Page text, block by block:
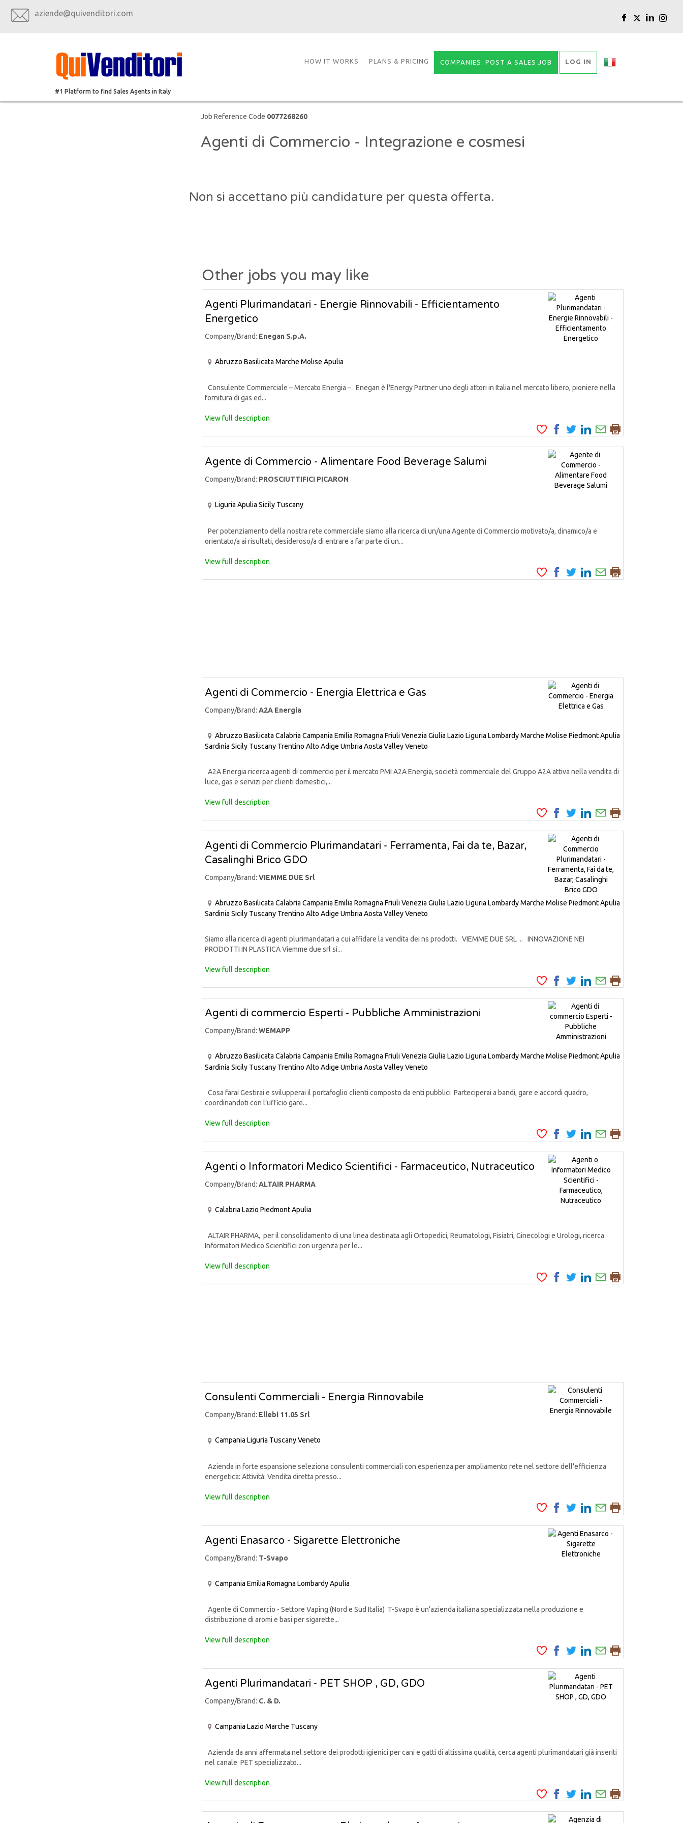
aziende@quivenditori.com
#1 Platform to find Sales Agents in Italy
HOW IT WORKS PLANS & PRICING COMPANIES: POST A SALES JOB LOG IN
Job Reference Code 0077268260
Agenti di Commercio - Integrazione e cosmesi
Non si accettano più candidature per questa offerta.
Other jobs you may like
Agenti Plurimandatari - Energie Rinnovabili - Efficientamento
Energetico
Company/Brand: Enegan S.p.A.
Abruzzo Basilicata Marche Molise Apulia
Consulente Commerciale – Mercato Energia – Enegan è l'Energy Partner uno degli attori in Italia nel mercato libero, pioniere nella
fornitura di gas ed...
View full description
Agente di Commercio - Alimentare Food Beverage Salumi
Company/Brand: PROSCIUTTIFICI PICARON
Liguria Apulia Sicily Tuscany
Per potenziamento della nostra rete commerciale siamo alla ricerca di un/una Agente di Commercio motivato/a, dinamico/a e
orientato/a ai risultati, desideroso/a di entrare a far parte di un...
View full description
Agenti di Commercio - Energia Elettrica e Gas
Company/Brand: A2A Energia
Abruzzo Basilicata Calabria Campania Emilia Romagna Friuli Venezia Giulia Lazio Liguria LombardyMarche Molise PiedmontApulia
Sardinia Sicily Tuscany Trentino Alto Adige Umbria Aosta ValleyVeneto
A2A Energia ricerca agenti di commercio per il mercato PMI A2A Energia, società commerciale del Gruppo A2A attiva nella vendita di
luce, gas e servizi per clienti domestici,...
View full description
Agenti di Commercio Plurimandatari - Ferramenta, Fai da te, Bazar,
Casalinghi Brico GDO
Company/Brand: VIEMME DUE Srl
Abruzzo Basilicata Calabria Campania Emilia Romagna Friuli Venezia Giulia Lazio Liguria LombardyMarche Molise PiedmontApulia
Sardinia Sicily Tuscany Trentino Alto Adige Umbria Aosta ValleyVeneto
Siamo alla ricerca di agenti plurimandatari a cui affidare la vendita dei ns prodotti. VIEMME DUE SRL .. INNOVAZIONE NEI
PRODOTTI IN PLASTICA Viemme due srl si...
View full description
Agenti di commercio Esperti - Pubbliche Amministrazioni
Company/Brand: WEMAPP
Abruzzo Basilicata Calabria Campania Emilia Romagna Friuli Venezia Giulia Lazio Liguria LombardyMarche Molise PiedmontApulia
Sardinia Sicily Tuscany Trentino Alto Adige Umbria Aosta ValleyVeneto
Cosa farai Gestirai e svilupperai il portafoglio clienti composto da enti pubblici Parteciperai a bandi, gare e accordi quadro,
coordinandoti con l’ufficio gare...
View full description
Agenti o Informatori Medico Scientifici - Farmaceutico, Nutraceutico
Company/Brand: ALTAIR PHARMA
Calabria Lazio PiedmontApulia
ALTAIR PHARMA, per il consolidamento di una linea destinata agli Ortopedici, Reumatologi, Fisiatri, Ginecologi e Urologi, ricerca
Informatori Medico Scientifici con urgenza per le...
View full description
Consulenti Commerciali - Energia Rinnovabile
Company/Brand: Ellebi 11.05 Srl
Campania Liguria TuscanyVeneto
Azienda in forte espansione seleziona consulenti commerciali con esperienza per ampliamento rete nel settore dell'efficienza
energetica: Attività: Vendita diretta presso...
View full description
Agenti Enasarco - Sigarette Elettroniche
Company/Brand: T-Svapo
Campania Emilia Romagna LombardyApulia
Agente di Commercio - Settore Vaping (Nord e Sud Italia) T-Svapo è un’azienda italiana specializzata nella produzione e
distribuzione di aromi e basi per sigarette...
View full description
Agenti Plurimandatari - PET SHOP , GD, GDO
Company/Brand: C. & D.
Campania Lazio Marche Tuscany
Azienda da anni affermata nel settore dei prodotti igienici per cani e gatti di altissima qualità, cerca agenti plurimandatari già inseriti
nel canale PET specializzato...
View full description